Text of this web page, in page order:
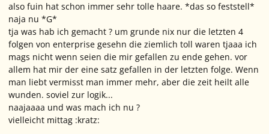
also fuin hat schon immer sehr tolle haare. *das so feststell*
naja nu *G*
tja was hab ich gemacht ? um grunde nix nur die letzten 4
folgen von enterprise gesehn die ziemlich toll waren tjaaa ich
mags nicht wenn seien die mir gefallen zu ende gehen. vor
allem hat mir der eine satz gefallen in der letzten folge. Wenn
man liebt vermisst man immer mehr, aber die zeit heilt alle
wunden. soviel zur logik...
naajaaaa und was mach ich nu ?
vielleicht mittag :kratz: